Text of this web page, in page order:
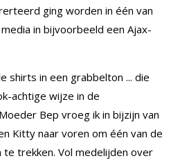
ging worden in één van
in bijvoorbeeld een Ajax-
shirts in een grabbelton ... die
achtige wijze in de
Bep vroeg ik in bijzijn van
Kitty naar voren om één van de
trekken. Vol medelijden over